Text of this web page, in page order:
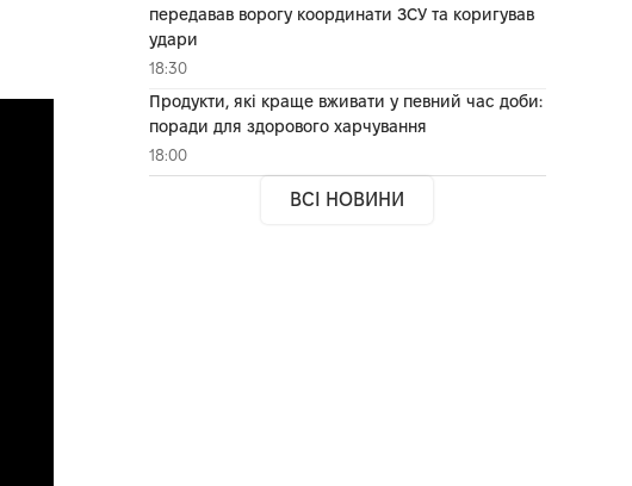
передавав ворогу координати ЗСУ та коригував
удари
18:30
Продукти, які краще вживати у певний час доби:
поради для здорового харчування
18:00
ВСІ НОВИНИ